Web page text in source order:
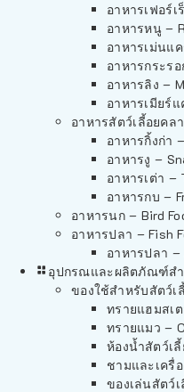
อาหารเฟอร์เ
อาหารหนู –
อาหารเม่นแ
อาหารกระร
อาหารลิง –
อาหารเมียร์
อาหารสัตว์เลี้อยคล
อาหารกิ้งก่า
อาหารงู –
อาหารเต่า –
อาหารกบ –
อาหารนก – Bird
อาหารปลา – Fish
อาหารปลา –
อุปกรณและผลิตภัณฑ์สำ
ของใช้สำหรับสัตว์เ
ทรายแฮมสเ
ทรายแมว –
ห้องน้ำสัตว์เ
ชามและเครื่
ของเล่นสัตว์